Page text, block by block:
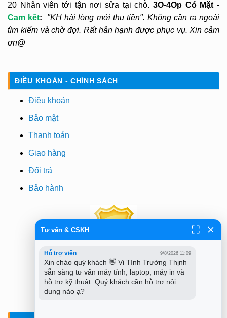
20 Nhân viên tới tận nơi sửa tại chỗ. 3O-4Op Có Mặt -
Cam kết:
"KH hài lòng mới thu tiền". Không cần ra ngoài
tìm kiếm và chờ đợi. Rất hân hạnh được phục vụ. Xin cảm
ơn@
ĐIỀU KHOẢN - CHÍNH SÁCH
Điều khoản
Bảo mật
Thanh toán
Giao hàng
Đổi trả
Bảo hành
Tư vấn & CSKH
Hỗ trợ viên 9/8/2026 11:09
Xin chào quý khách 👋 Vi Tính Trường Thịnh
sẵn sàng tư vấn máy tính, laptop, máy in và
hỗ trợ kỹ thuật. Quý khách cần hỗ trợ nội
dung nào ạ?